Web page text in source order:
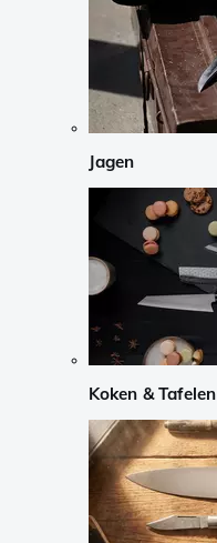
Jagen
Koken & Tafelen